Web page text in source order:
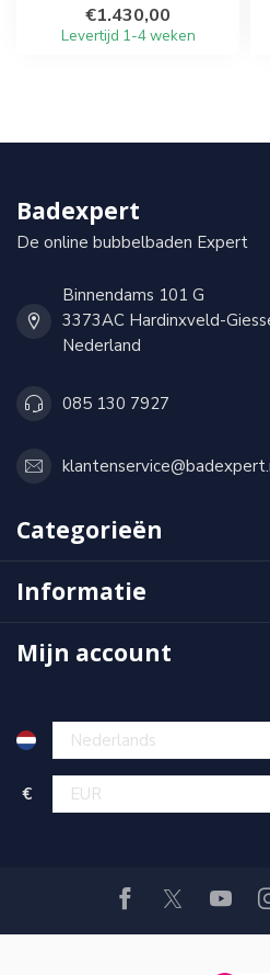
€1.430,00
Levertijd 1-4 weken
Badexpert
De online bubbelbaden Expert
Binnendams 101 G
3373AC Hardinxveld-
Nederland
085 130 7927
Categorieën
Informatie
Mijn account
€